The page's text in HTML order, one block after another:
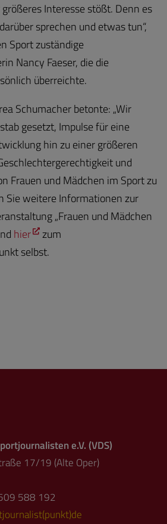
Interesse stößt. Denn es
sprechen und etwas tun“,
Sport zuständige
Nancy Faeser, die die
überreichte.
Schumacher betonte: „Wir
gesetzt, Impulse für eine
hin zu einer größeren
und
Frauen und Mädchen im Sport zu
Sie weitere Informationen zur
„Frauen und Mädchen
hier
zum
selbst.
e.V. (VDS)
17/19 (Alte Oper)
588 192